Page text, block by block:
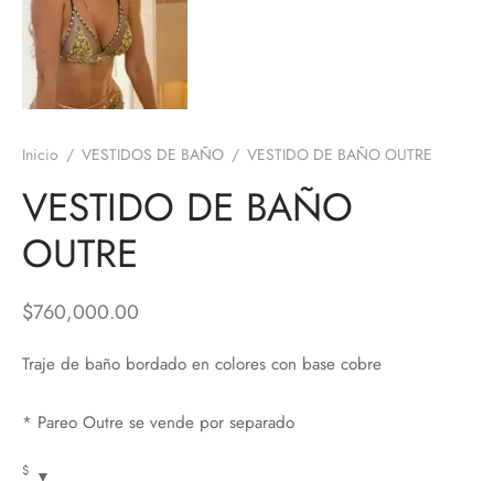
Inicio / VESTIDOS DE BAÑO / VESTIDO DE BAÑO OUTRE
VESTIDO DE BAÑO
OUTRE
$760,000.00
Traje de baño bordado en colores con base cobre
* Pareo Outre se vende por separado
$